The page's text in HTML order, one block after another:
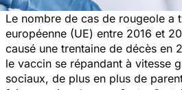
Le nombre de cas de rougeole a
européenne (UE) entre 2016 et
causé une trentaine de décès en
le vaccin se répandant à vitesse
sociaux, de plus en plus de